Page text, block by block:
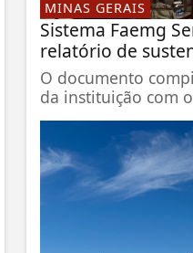
MINAS GERAIS
Sistema Faemg
relatório de
O documento
da instituição com